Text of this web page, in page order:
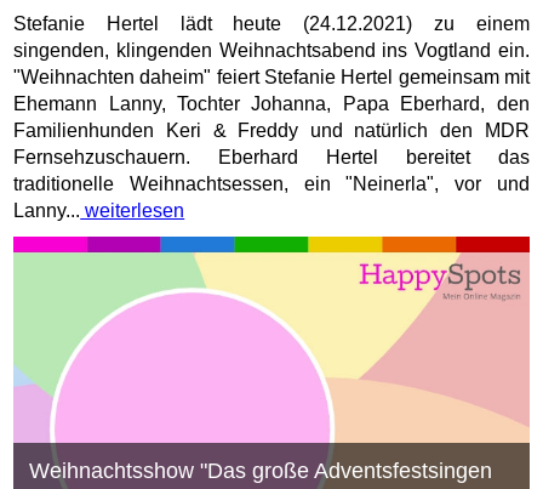
Stefanie Hertel lädt heute (24.12.2021) zu einem
singenden, klingenden Weihnachtsabend ins Vogtland ein.
"Weihnachten daheim" feiert Stefanie Hertel gemeinsam mit
Ehemann Lanny, Tochter Johanna, Papa Eberhard, den
Familienhunden Keri & Freddy und natürlich den MDR
Fernsehzuschauern. Eberhard Hertel bereitet das
traditionelle Weihnachtsessen, ein "Neinerla", vor und
Lanny... weiterlesen
Weihnachtsshow "Das große Adventsfestsingen